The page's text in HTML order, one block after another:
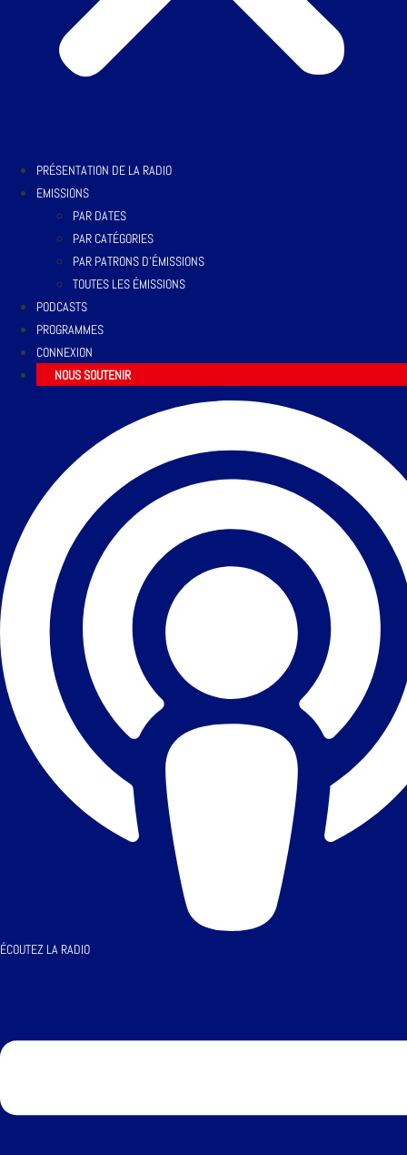
PRÉSENTATION DE LA RADIO
EMISSIONS
PAR DATES
PAR CATÉGORIES
PAR PATRONS D’ÉMISSIONS
TOUTES LES ÉMISSIONS
PODCASTS
PROGRAMMES
CONNEXION
NOUS SOUTENIR
ÉCOUTEZ LA RADIO